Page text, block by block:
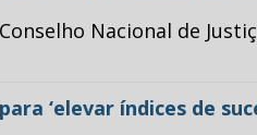
Nacional de
‘elevar índices de